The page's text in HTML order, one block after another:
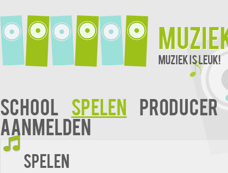
Muziek is leuk!
School Spelen Producer
Aanmelden
Spelen